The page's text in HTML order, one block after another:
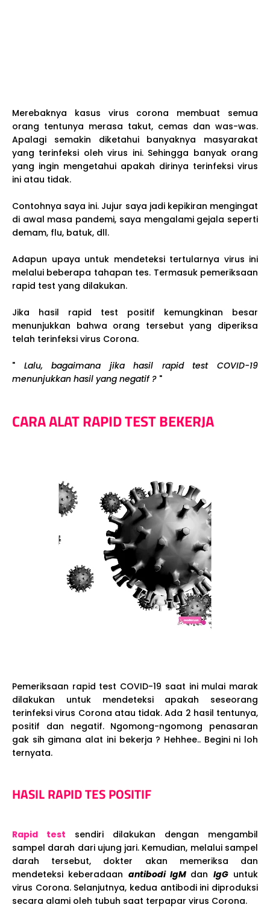
Merebaknya kasus virus corona membuat semua
orang tentunya merasa takut, cemas dan was-was.
Apalagi semakin diketahui banyaknya masyarakat
yang terinfeksi oleh virus ini. Sehingga banyak orang
yang ingin mengetahui apakah dirinya terinfeksi virus
ini atau tidak.
Contohnya saya ini. Jujur saya jadi kepikiran mengingat
di awal masa pandemi, saya mengalami gejala seperti
demam, flu, batuk, dll.
Adapun upaya untuk mendeteksi tertularnya virus ini
melalui beberapa tahapan tes. Termasuk pemeriksaan
rapid test yang dilakukan.
Jika hasil rapid test positif kemungkinan besar
menunjukkan bahwa orang tersebut yang diperiksa
telah terinfeksi virus Corona.
" Lalu, bagaimana jika hasil rapid test COVID-19
menunjukkan hasil yang negatif ? "
CARA ALAT RAPID TEST BEKERJA
Pemeriksaan rapid test COVID-19 saat ini mulai marak
dilakukan untuk mendeteksi apakah seseorang
terinfeksi virus Corona atau tidak. Ada 2 hasil tentunya,
positif dan negatif. Ngomong-ngomong penasaran
gak sih gimana alat ini bekerja ? Hehhee.. Begini ni loh
ternyata.
HASIL RAPID TES POSITIF
Rapid test sendiri dilakukan dengan mengambil
sampel darah dari ujung jari. Kemudian, melalui sampel
darah tersebut, dokter akan memeriksa dan
mendeteksi keberadaan antibodi IgM dan IgGuntuk
virus Corona. Selanjutnya, kedua antibodi ini diproduksi
secara alami oleh tubuh saat terpapar virus Corona.